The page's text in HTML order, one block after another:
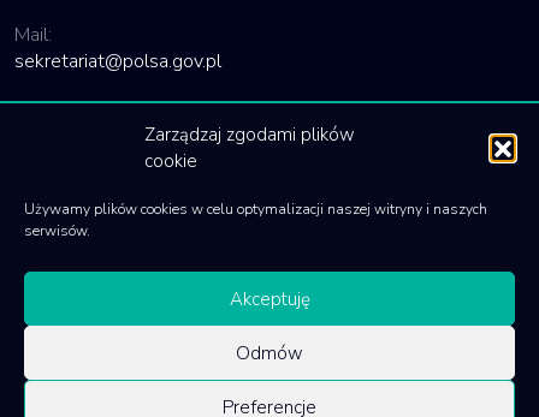
Zarządzaj zgodami plików
cookie
Używamy plików cookies w celu optymalizacji naszej witryny i naszych
serwisów.
Akceptuję
Odmów
Preferencje
Mail:
sekretariat@polsa.gov.pl
Polityka cookies
© 2020 Polska Agencja Kosmiczna